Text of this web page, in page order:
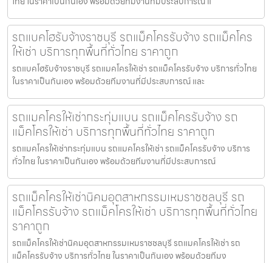
รถแบคโฮรับจ้างราชบุรี รถแม็คโครรับจ้าง รถแม็คโคร
ให้เช่า บริการทุกพื้นที่ทั่วไทย ราคาถูก
รถแบคโฮรับจ้างราชบุรี รถแมคโครให้เช่า รถแม็คโครรับจ้าง บริการทั่วไทย
ในราคาเป็นกันเอง พร้อมด้วยทีมงานที่มีประสบการณ์ และ
รถแมคโครให้เช่ากระทุ่มแบน รถแม็คโครรับจ้าง รถ
แม็คโครให้เช่า บริการทุกพื้นที่ทั่วไทย ราคาถูก
รถแมคโครให้เช่ากระทุ่มแบน รถแมคโครให้เช่า รถแม็คโครรับจ้าง บริการ
ทั่วไทย ในราคาเป็นกันเอง พร้อมด้วยทีมงานที่มีประสบการณ์
รถแม็คโครให้เช่านิคมอุตสาหกรรมเหมราชชลบุรี รถ
แม็คโครรับจ้าง รถแม็คโครให้เช่า บริการทุกพื้นที่ทั่วไทย
ราคาถูก
รถแม็คโครให้เช่านิคมอุตสาหกรรมเหมราชชลบุรี รถแมคโครให้เช่า รถ
แม็คโครรับจ้าง บริการทั่วไทย ในราคาเป็นกันเอง พร้อมด้วยทีมง